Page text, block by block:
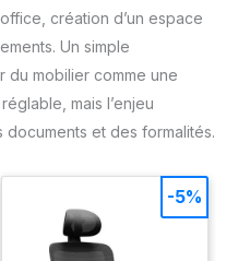
création d’un espace
Un simple
du mobilier comme une
mais l’enjeu
et des formalités.
-5%